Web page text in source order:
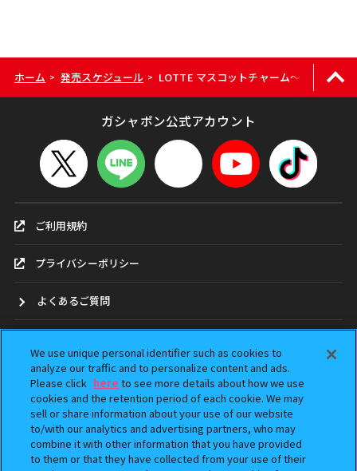
ホーム > 発売スケジュール > LOTTE マスコットチャーム～2025パッ
ガシャポン公式アカウント
ご利用規約
プライバシーポリシー
よくあるご質問
ガシャポンどこ？
アンケート
ウェブアクセシビリティ方針
We use unique personal identifier such as cookies to
analyze our traffic and to personalize content and ads.
Please click here to see more details about how we use
cookies and the retention period of each cookie. We may
sell or share information about your use of our website
to/with our analytics and advertising partners, who may
combine it with other information that you have provided
to them or that they have collected from your use of their